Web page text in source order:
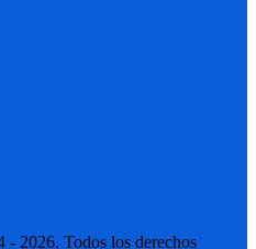
2026. Todos los derechos